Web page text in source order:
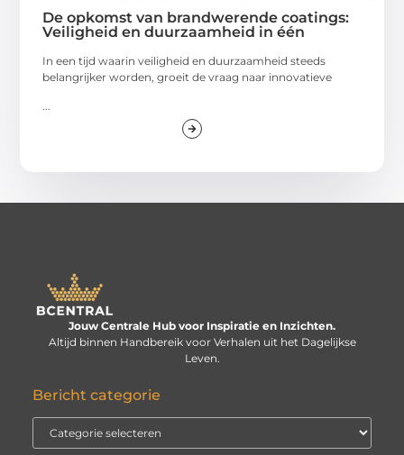
De opkomst van brandwerende coatings:
Veiligheid en duurzaamheid in één
In een tijd waarin veiligheid en duurzaamheid steeds
belangrijker worden, groeit de vraag naar innovatieve
...
Jouw Centrale Hub voor Inspiratie en Inzichten.
Altijd binnen Handbereik voor Verhalen uit het Dagelijkse
Leven.
Bericht categorie